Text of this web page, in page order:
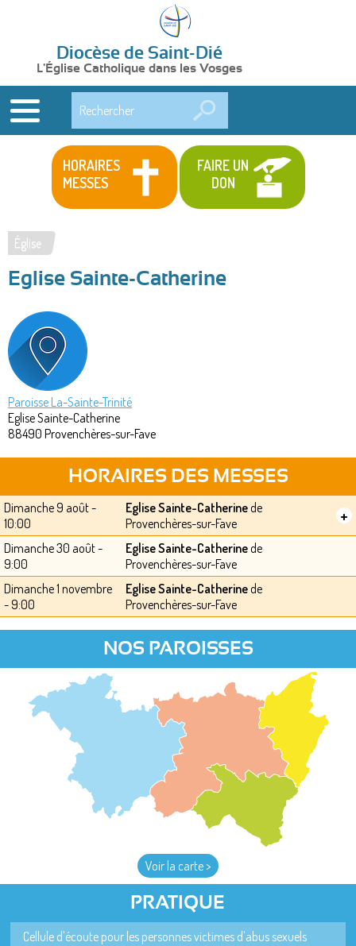
Diocèse de Saint-Dié
L'Église Catholique dans les Vosges
HORAIRES
MESSES
FAIRE UN
DON
Vous
êtes
ici
Église
Eglise Sainte-Catherine
Paroisse La-Sainte-Trinité
Eglise Sainte-Catherine
88490 Provenchères-sur-Fave
HORAIRES DES MESSES
Dimanche 9 août -
10:00
Eglise Sainte-Catherinede
Provenchères-sur-Fave
+
Dimanche 30 août -
9:00
Eglise Sainte-Catherinede
Provenchères-sur-Fave
Dimanche 1 novembre
- 9:00
Eglise Sainte-Catherinede
Provenchères-sur-Fave
NOS PAROISSES
Voir la carte >
PRATIQUE
Cellule d'écoute pour les personnes victimes d'abus sexuels